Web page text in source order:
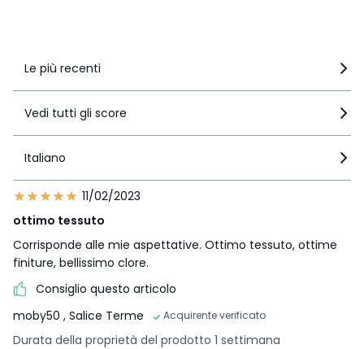
Le più recenti
Vedi tutti gli score
Italiano
11/02/2023
ottimo tessuto
Corrisponde alle mie aspettative. Ottimo tessuto, ottime
finiture, bellissimo clore.
Consiglio questo articolo
moby50 , Salice Terme Acquirente verificato
Durata della proprietà del prodotto 1 settimana